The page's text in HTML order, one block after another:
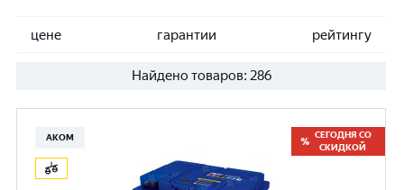
цене гарантии рейтингу
Найдено товаров: 286
АКОМ
СЕГОДНЯ СО
СКИДКОЙ